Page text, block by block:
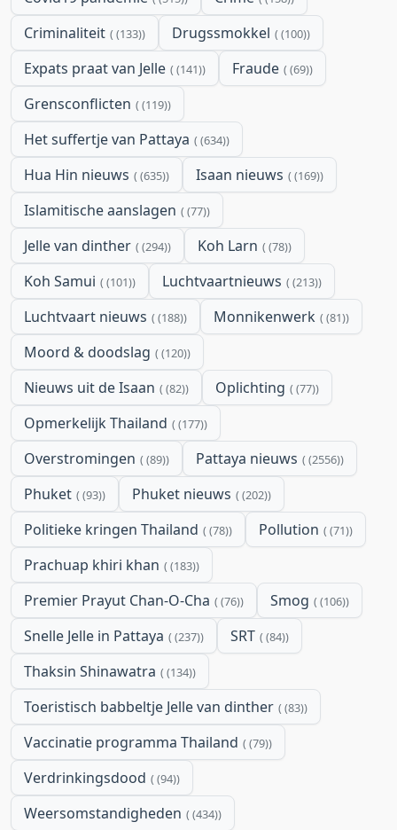
Criminaliteit (133) Drugssmokkel (100)
Expats praat van Jelle (141) Fraude (69)
Grensconflicten (119)
Het suffertje van Pattaya (634)
Hua Hin nieuws (635) Isaan nieuws (169)
Islamitische aanslagen (77)
Jelle van dinther (294) Koh Larn (78)
Koh Samui (101) Luchtvaartnieuws (213)
Luchtvaart nieuws (188) Monnikenwerk (81)
Moord & doodslag (120)
Nieuws uit de Isaan (82) Oplichting (77)
Opmerkelijk Thailand (177)
Overstromingen (89) Pattaya nieuws (2556)
Phuket (93) Phuket nieuws (202)
Politieke kringen Thailand (78) Pollution (71)
Prachuap khiri khan (183)
Premier Prayut Chan-O-Cha (76) Smog (106)
Snelle Jelle in Pattaya (237) SRT (84)
Thaksin Shinawatra (134)
Toeristisch babbeltje Jelle van dinther (83)
Vaccinatie programma Thailand (79)
Verdrinkingsdood (94)
Weersomstandigheden (434)